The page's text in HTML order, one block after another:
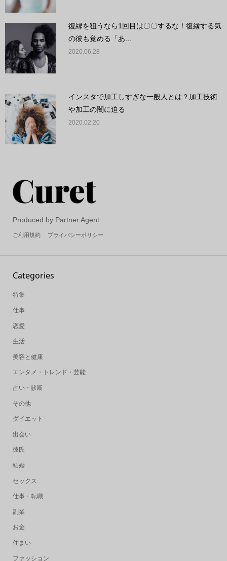
復縁を狙うなら1回目は〇〇するな！復縁する気
の彼も覚める「あ...
2020.06.28
インスタで加工しすぎな一般人とは？加工技術
や加工の闇に迫る
2020.02.20
Produced by Partner Agent
ご利用規約 プライバシーポリシー
Categories
特集
仕事
恋愛
生活
美容と健康
エンタメ・トレンド・芸能
占い・診断
その他
ダイエット
出会い
彼氏
結婚
セックス
仕事・転職
副業
お金
住まい
ファッション